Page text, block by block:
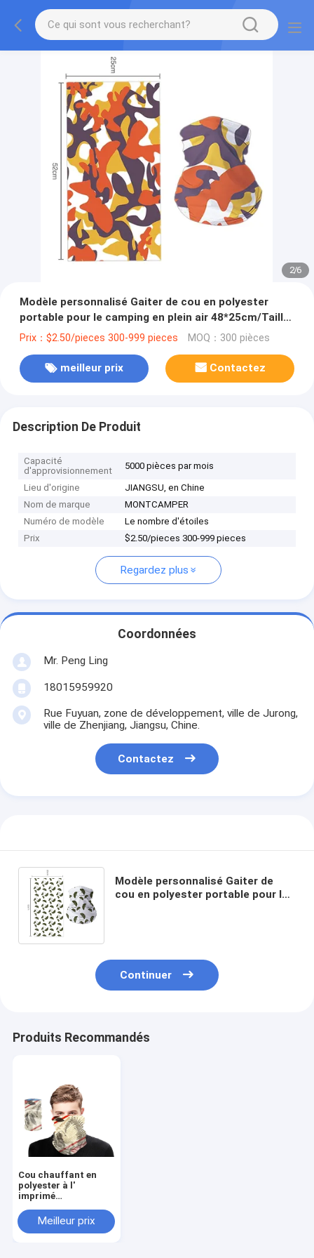
2/6
Modèle personnalisé Gaiter de cou en polyester
portable pour le camping en plein air 48*25cm/Taille
personnalisée
Prix：$2.50/pieces 300-999 pieces MOQ：300 pièces
meilleur prix Contactez
Description De Produit
Capacité
d'approvisionnement
5000 pièces par mois
Lieu d'origine
JIANGSU, en Chine
Nom de marque
MONTCAMPER
Numéro de modèle
Le nombre d'étoiles
Prix
$2.50/pieces 300-999 pieces
Regardez plus
Coordonnées
Mr. Peng Ling
18015959920
Rue Fuyuan, zone de développement, ville de Jurong,
ville de Zhenjiang, Jiangsu, Chine.
Contactez
Modèle personnalisé Gaiter de
cou en polyester portable pour le
Continuer
Produits Recommandés
Cou chauffant en
polyester à l'
imprimé
de cou pour les
sports et les
Meilleur prix